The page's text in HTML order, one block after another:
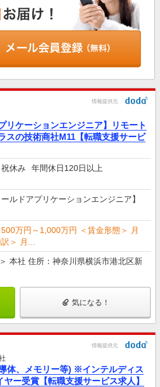
情報提供元
リケーションエンジニア】リモート
スの技術商社M11【転職支援サービ
休み
年間休日120日以上
ールドアプリケーションエンジニア】
万円～1,000万円 ＜賃金形態＞ 月
＞ 月...
本社 住所：神奈川県横浜市港北区新
気になる！
情報提供元
体、メモリー等) ※インテルディス
ヤー受賞【転職支援サービス求人】